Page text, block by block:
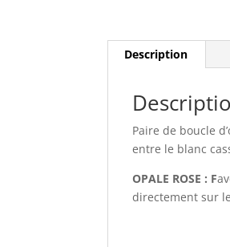
Description
Paire de boucle
entre le blanc
OPALE ROSE : F
directement sur